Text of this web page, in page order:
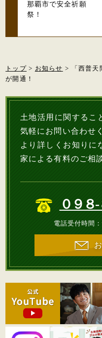
那覇市で安全祈願
祭！
トップ> お知らせ > 「西普天
が開通！
土地活用に関するこ
気軽にお問い合わせ
より詳しくお知りに
家による有料のご相
０９８
電話受付時間